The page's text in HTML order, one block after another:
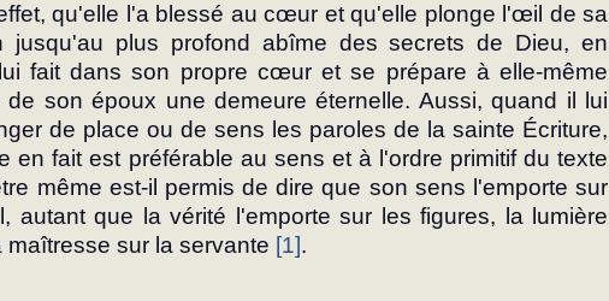
qu'elle l'a blessé au cœur et qu'elle plonge l'œil de sa
jusqu'au plus profond abîme des secrets de Dieu, en
fait dans son propre cœur et se prépare à elle-même
son époux une demeure éternelle. Aussi, quand il lui
de place ou de sens les paroles de la sainte Écriture,
en fait est préférable au sens et à l'ordre primitif du texte
même est-il permis de dire que son sens l'emporte sur
autant que la vérité l'emporte sur les figures, la lumière
maîtresse sur la servante [1].